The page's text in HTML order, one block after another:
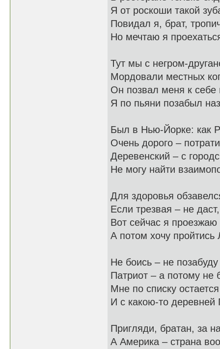
Я от роскоши такой
Повидал я, брат,
Но мечтаю я
Тут мы с негром-
Мордовали местных
Он позвал меня к
Я по пьяни позабыл
Был в Нью-Йорке: как
Очень дорого –
Деревенский – с
Не могу найти
Для здоровья
Если трезвая – не
Вот сейчас я
А потом хочу пройтись
Не боись – не
Патриот – а потому не
Мне по списку
И с какою-то деревней
Пригляди, братан, за
А Америка – страна